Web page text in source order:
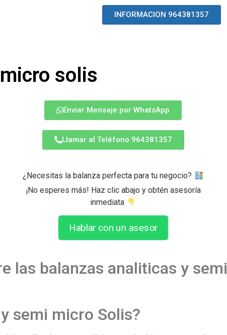
INFORMACION 964381357
solis
Enviar Mensaje por WhatsApp
Llamar al Teléfono 964381357
¿Necesitas la balanza perfecta para tu negocio?
¡No esperes más! Haz clic abajo y obtén asesoría
inmediata
Hablar con un asesor
las balanzas analiticas y semi
semi micro Solis?